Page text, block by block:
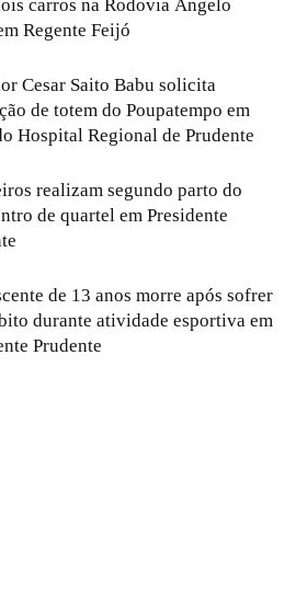
carros na Rodovia Ângelo
Regente Feijó
Cesar Saito Babu solicita
de totem do Poupatempo em
Hospital Regional de Prudente
realizam segundo parto do
de quartel em Presidente
de 13 anos morre após sofrer
durante atividade esportiva em
Prudente